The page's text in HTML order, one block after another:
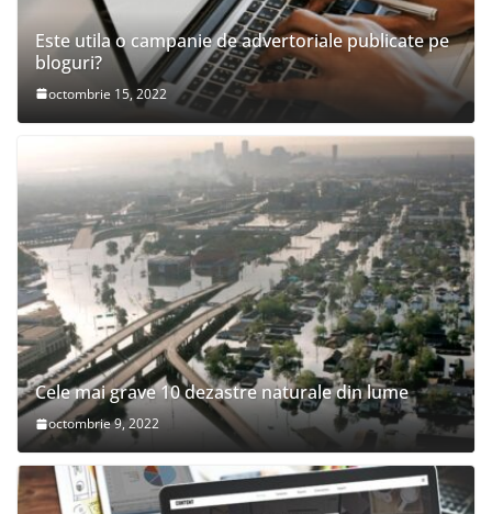
Este utila o campanie de advertoriale publicate pe
bloguri?
octombrie 15, 2022
Cele mai grave 10 dezastre naturale din lume
octombrie 9, 2022